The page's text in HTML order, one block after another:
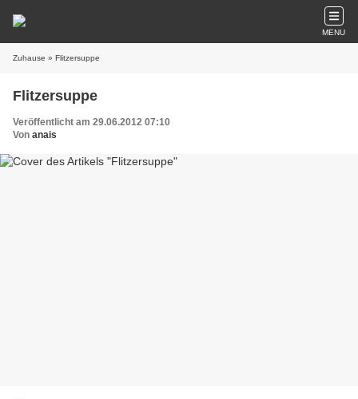
MENU
Zuhause » Flitzersuppe
Flitzersuppe
Veröffentlicht am 29.06.2012 07:10
Von anais